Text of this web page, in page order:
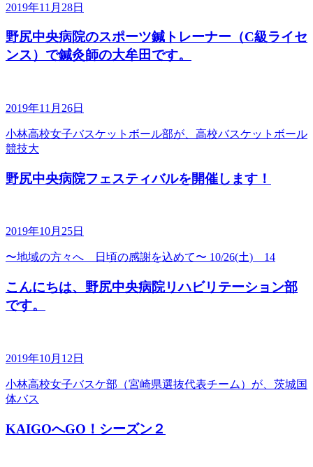
2019年11月28日
野尻中央病院のスポーツ鍼トレーナー（C級ライセ
ンス）で鍼灸師の大牟田です。
2019年11月26日
小林高校女子バスケットボール部が、高校バスケットボール
競技大
野尻中央病院フェスティバルを開催します！
2019年10月25日
〜地域の方々へ 日頃の感謝を込めて〜 10/26(土) 14
こんにちは、野尻中央病院リハビリテーション部
です。
2019年10月12日
小林高校女子バスケ部（宮崎県選抜代表チーム）が、茨城国
体バス
KAIGOへGO！シーズン２